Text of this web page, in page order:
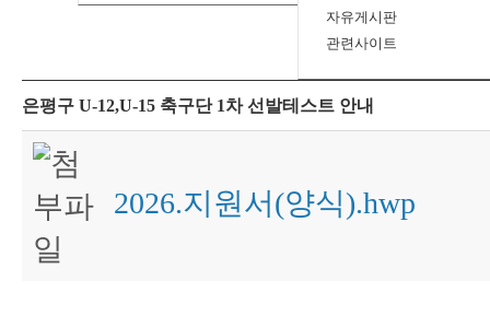
자유게시판
관련사이트
은평구 U-12,U-15 축구단 1차 선발테스트 안내
2026.지원서(양식).hwp